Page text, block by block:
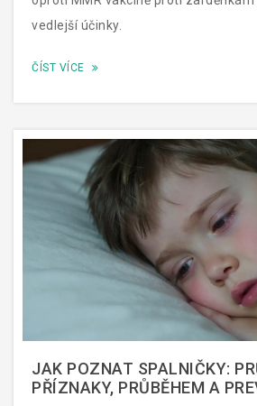
vedlejší účinky.
ČÍST VÍCE
JAK POZNAT SPALNIČKY:
PŘÍZNAKY, PRŮBĚHEM A